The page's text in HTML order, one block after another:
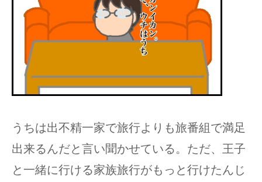
うちは出不精一家で旅行よりも旅番組で満足
出来るんだと言い聞かせている。ただ、王子
と一緒に行ける家族旅行がもっと行けたんじ